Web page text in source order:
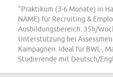
“Praktikum (3-6 Monate) in
NAME) für Recruiting &
Ausbildungsbereich. 35h/
Unterstützung bei
Kampagnen. Ideal für BWL-,
Studierende mit Deutsch/